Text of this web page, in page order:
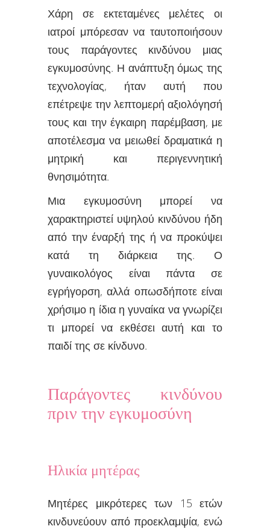
Χάρη σε εκτεταμένες μελέτες οι
ιατροί μπόρεσαν να ταυτοποιήσουν
τους παράγοντες κινδύνου μιας
εγκυμοσύνης. Η ανάπτυξη όμως της
τεχνολογίας, ήταν αυτή που
επέτρεψε την λεπτομερή αξιολόγησή
τους και την έγκαιρη παρέμβαση, με
αποτέλεσμα να μειωθεί δραματικά η
μητρική και περιγεννητική
θνησιμότητα.
Μια εγκυμοσύνη μπορεί να
χαρακτηριστεί υψηλού κινδύνου ήδη
από την έναρξή της ή να προκύψει
κατά τη διάρκεια της. Ο
γυναικολόγος είναι πάντα σε
εγρήγορση, αλλά οπωσδήποτε είναι
χρήσιμο η ίδια η γυναίκα να γνωρίζει
τι μπορεί να εκθέσει αυτή και το
παιδί της σε κίνδυνο.
Παράγοντες κινδύνου
πριν την εγκυμοσύνη
Ηλικία μητέρας
Μητέρες μικρότερες των 15 ετών
κινδυνεύουν από προεκλαμψία, ενώ